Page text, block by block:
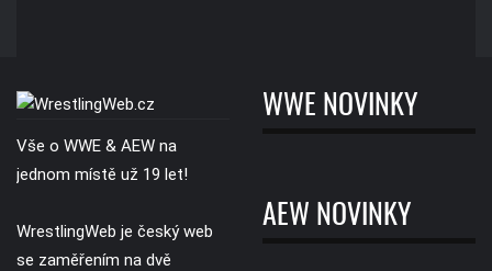
Vše o WWE & AEW na
jednom místě už 19 let!
WrestlingWeb je český web
se zaměřením na dvě
WWE NOVINKY
AEW NOVINKY